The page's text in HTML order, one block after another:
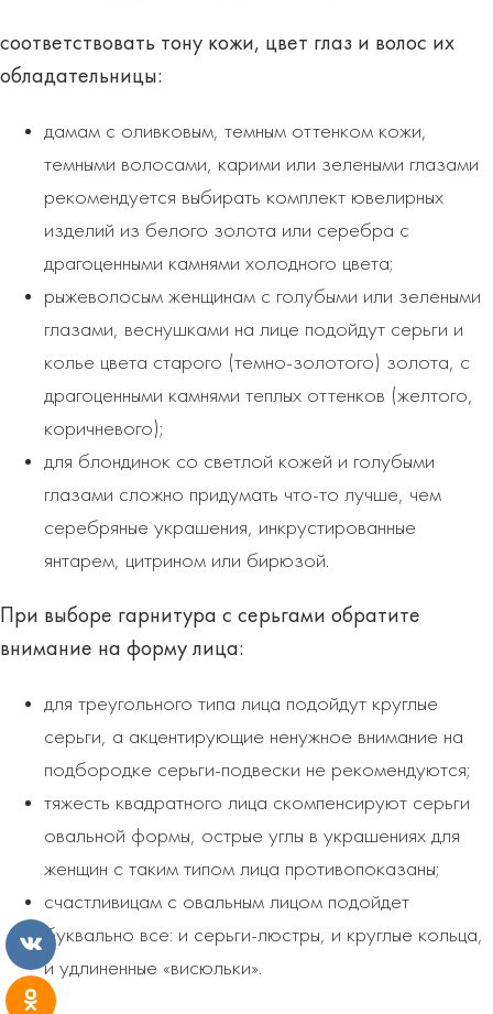
соответствовать тону кожи, цвет глаз и волос их
обладательницы:
дамам с оливковым, темным оттенком кожи,
темными волосами, карими или зелеными глазами
рекомендуется выбирать комплект ювелирных
изделий из белого золота или серебра с
драгоценными камнями холодного цвета;
рыжеволосым женщинам с голубыми или зелеными
глазами, веснушками на лице подойдут серьги и
колье цвета старого (темно-золотого) золота, с
драгоценными камнями теплых оттенков (желтого,
коричневого);
для блондинок со светлой кожей и голубыми
глазами сложно придумать что-то лучше, чем
серебряные украшения, инкрустированные
янтарем, цитрином или бирюзой.
При выборе гарнитура с серьгами обратите
внимание на форму лица:
для треугольного типа лица подойдут круглые
серьги, а акцентирующие ненужное внимание на
подбородке серьги-подвески не рекомендуются;
тяжесть квадратного лица скомпенсируют серьги
овальной формы, острые углы в украшениях для
женщин с таким типом лица противопоказаны;
счастливицам с овальным лицом подойдет
буквально все: и серьги-люстры, и круглые кольца,
и удлиненные «висюльки».